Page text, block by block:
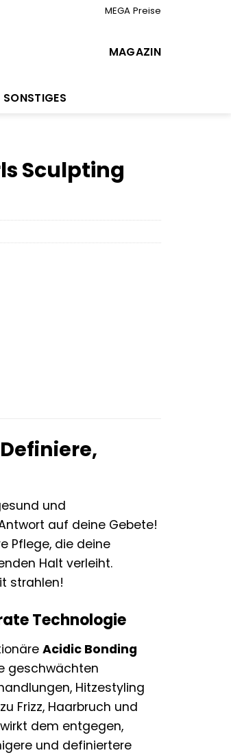
MEGA Preise
MAGAZIN
SONSTIGES
Sculpting
und
auf deine Gebete!
Pflege, die deine
Halt verleiht.
strahlen!
Technologie
Acidic Bonding
geschwächten
Hitzestyling
Frizz, Haarbruch und
dem entgegen,
und definiertere